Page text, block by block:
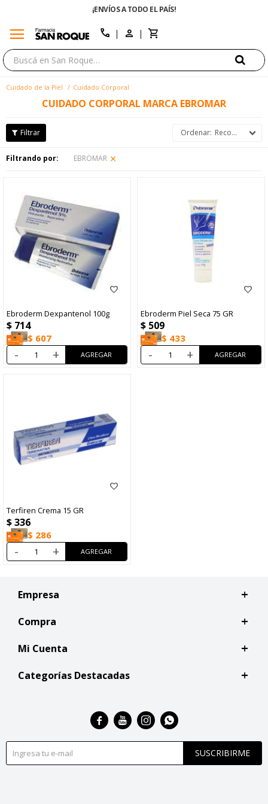
¡ENVÍOS A TODO EL PAÍS!
menu call
Cuidado de la Piel Cuidado Corporal
CUIDADO CORPORAL MARCA EBROMAR
Recomendados
Filtrando por: EBROMAR
Ebroderm Dexpantenol 100g
$ 714
$ 607
- +
Ebroderm Piel Seca 75 GR
$ 509
$ 433
- +
Terfiren Crema 15 GR
$336
$ 286
- +
Empresa
Compra
Mi Cuenta
Categorías Destacadas
SUSCRIBIRME
   
close